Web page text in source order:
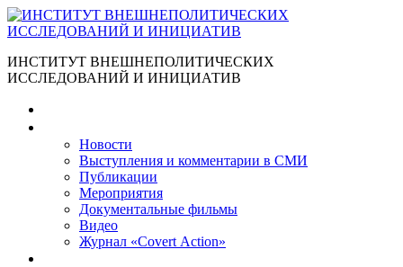
ИНСТИТУТ ВНЕШНЕПОЛИТИЧЕСКИХ
ИССЛЕДОВАНИЙ И ИНИЦИАТИВ
Новости
Выступления и коммента­рии в СМИ
Публикации
Мероприятия
Документальные фильмы
Видео
Журнал «Covert Action»